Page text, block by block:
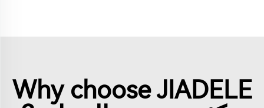
Why choose JIADELE